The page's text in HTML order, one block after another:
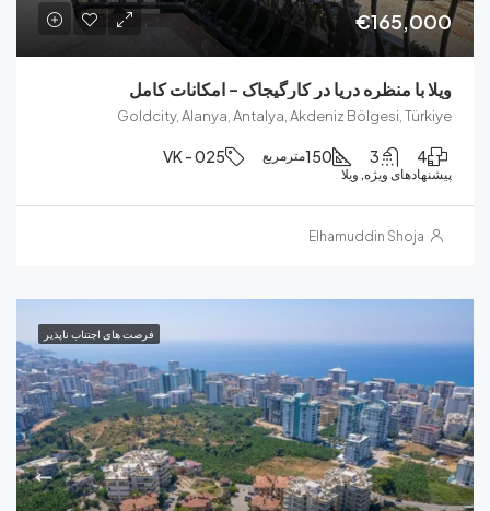
منظره دریا در کارگیجاک – امکانات کامل
Goldcity, Alanya, Antalya, Akdeniz Bölgesi,
3
150 مترمربع VK - 025
ویژه, ویلا
Elhamuddin
فرصت های اجتناب ناپذیر